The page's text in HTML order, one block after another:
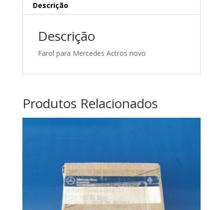
Descrição
Descrição
Farol para Mercedes Actros novo
Produtos Relacionados